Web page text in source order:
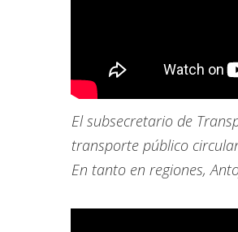
El subsecretario de
transporte público
En tanto en regiones,